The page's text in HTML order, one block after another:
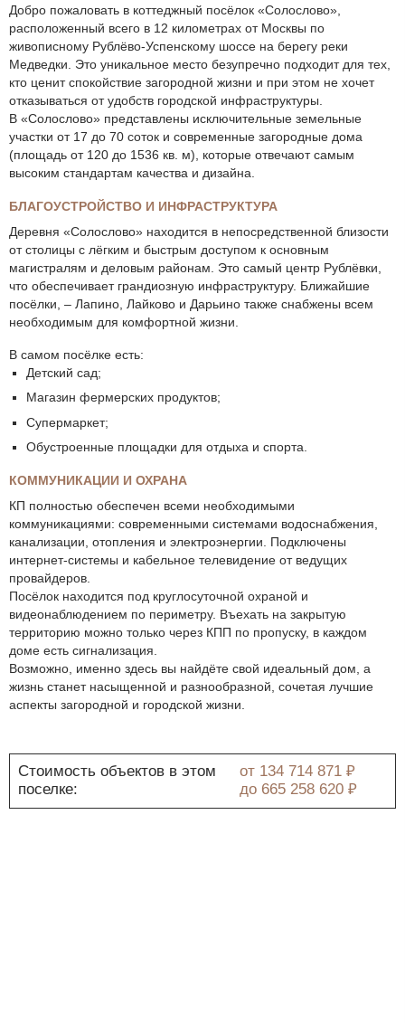
Добро пожаловать в коттеджный посёлок «Солослово»,
расположенный всего в 12 километрах от Москвы по
живописному Рублёво-Успенскому шоссе на берегу реки
Медведки. Это уникальное место безупречно подходит для тех,
кто ценит спокойствие загородной жизни и при этом не хочет
отказываться от удобств городской инфраструктуры.
В «Солослово» представлены исключительные земельные
участки от 17 до 70 соток и современные загородные дома
(площадь от 120 до 1536 кв. м), которые отвечают самым
высоким стандартам качества и дизайна.
БЛАГОУСТРОЙСТВО И ИНФРАСТРУКТУРА
Деревня «Солослово» находится в непосредственной близости
от столицы с лёгким и быстрым доступом к основным
магистралям и деловым районам. Это самый центр Рублёвки,
что обеспечивает грандиозную инфраструктуру. Ближайшие
посёлки, – Лапино, Лайково и Дарьино также снабжены всем
необходимым для комфортной жизни.
В самом посёлке есть:
Детский сад;
Магазин фермерских продуктов;
Супермаркет;
Обустроенные площадки для отдыха и спорта.
КОММУНИКАЦИИ И ОХРАНА
КП полностью обеспечен всеми необходимыми
коммуникациями: современными системами водоснабжения,
канализации, отопления и электроэнергии. Подключены
интернет-системы и кабельное телевидение от ведущих
провайдеров.
Посёлок находится под круглосуточной охраной и
видеонаблюдением по периметру. Въехать на закрытую
территорию можно только через КПП по пропуску, в каждом
доме есть сигнализация.
Возможно, именно здесь вы найдёте свой идеальный дом, а
жизнь станет насыщенной и разнообразной, сочетая лучшие
аспекты загородной и городской жизни.
Стоимость объектов в этом
поселке:
от 134 714 871 ₽
до 665 258 620 ₽